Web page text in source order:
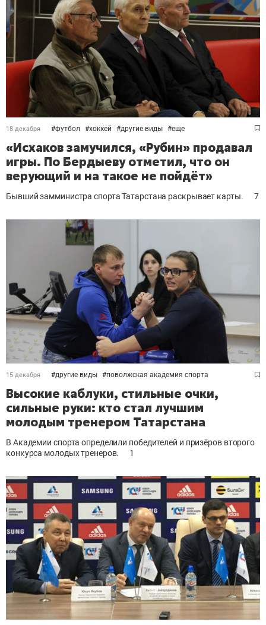
18 декабря #футбол #хоккей #другие виды #еще
«Исхаков замучился, «Рубин» продавал
игры. По Бердыеву отметил, что он
верующий и на такое не пойдёт»
Бывший замминистра спорта Татарстана раскрывает карты. 7
15 декабря #другие виды #поволжская академия спорта
Высокие каблуки, стильные очки,
сильные руки: кто стал лучшим
молодым тренером Татарстана
В Академии спорта определили победителей и призёров второго
конкурса молодых тренеров.
1